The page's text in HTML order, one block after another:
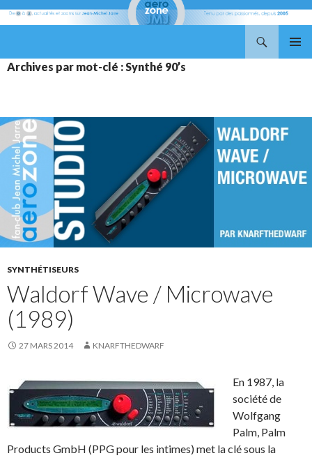
AU
Archives par mot-clé : Synthé 90’s
SYNTHÉTISEURS
Waldorf Wave / Microwave
(1989)
27 MARS 2014 KNARFTHEDWARF
En 1987, la
société de
Wolfgang
Palm, Palm
Products GmbH (PPG pour les intimes) met la clé sous la